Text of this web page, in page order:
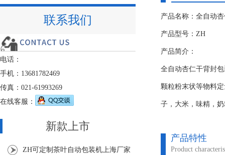
产品名称：全自动
产品型号：ZH
产品简介：
全自动杏仁干背封
颗粒粉末状等物料
子，大米，味精，
产品特性
Product
联系我们
电话：
手机：13681782469
传真：021-61993269
在线客服：
新款上市
ZH可定制茶叶自动包装机上海厂家